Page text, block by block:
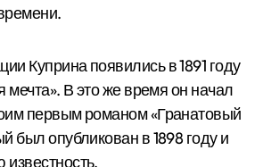
Куприна появились в 1891 году
мечта». В это же время он начал
первым романом «Гранатовый
был опубликован в 1898 году и